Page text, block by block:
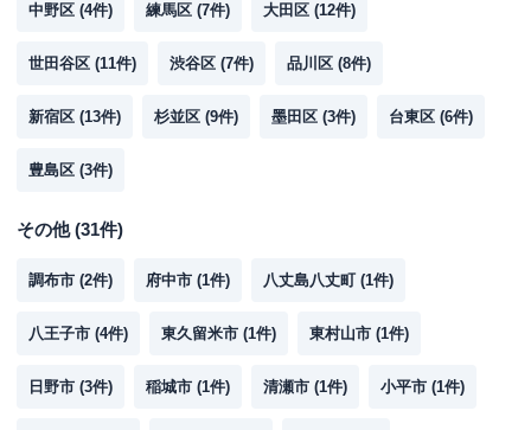
中野区 (4件) 練馬区 (7件) 大田区 (12件)
世田谷区 (11件) 渋谷区 (7件) 品川区 (8件)
新宿区 (13件) 杉並区 (9件) 墨田区 (3件) 台東区 (6件)
豊島区 (3件)
その他(31件)
調布市 (2件) 府中市 (1件) 八丈島八丈町 (1件)
八王子市 (4件) 東久留米市 (1件) 東村山市 (1件)
日野市 (3件) 稲城市 (1件) 清瀬市 (1件) 小平市 (1件)